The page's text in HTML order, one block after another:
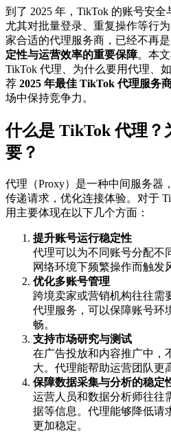
到了 2025 年，TikTok 的账号安全
尤其对批量登录、重复操作等行
家合适的代理服务商，已经不再
定性与运营效率的重要保障。本
TikTok 代理、为什么要用代理、
荐 2025 年最佳 TikTok 代理服务
场中保持竞争力。
什么是 TikTok 代理？
要？
代理（Proxy）是一种中间服务器
传递请求，优化连接体验。对于
用主要体现在以下几个方面：
提升账号运行稳定性
代理可以为不同账号分配不
网络环境下频繁操作而触发
优化多账号管理
跨境卖家或营销机构往往需
代理服务，可以保障账号环
畅。
支持市场研究与测试
在广告投放和内容推广中，
大。代理能帮助运营团队更
保障数据采集与分析的稳定
运营人员和数据分析师往往
据等信息。代理能够降低请
更加稳定。